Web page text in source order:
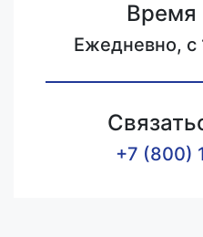
Время
Ежедневно, с
+7 (800)